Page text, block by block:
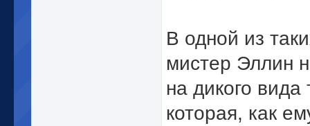
В одной из
мистер Эллин
на дикого вида
которая, как